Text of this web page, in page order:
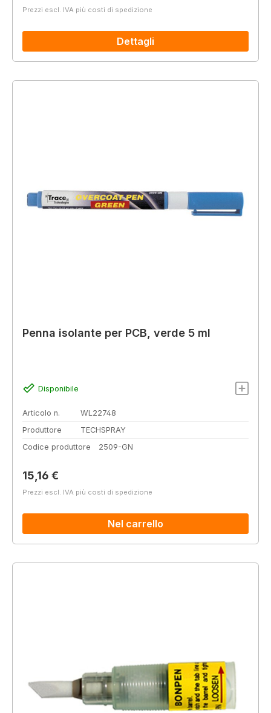
Prezzi escl. IVA più costi di spedizione
Dettagli
Penna isolante per PCB, verde 5 ml
Disponibile
Articolo n.
WL22748
Produttore
TECHSPRAY
Codice produttore
2509-GN
Prezzo normale:
15,16 €
Prezzi escl. IVA più costi di spedizione
Nel carrello